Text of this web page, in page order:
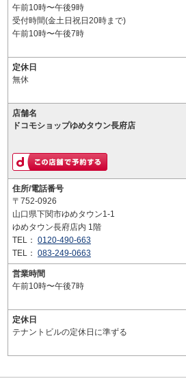
午前10時〜午後9時
受付時間(金土日祝日20時まで)
午前10時〜午後7時
定休日
無休
店舗名
ドコモショップゆめタウン長府店
住所/電話番号
〒752-0926
山口県下関市ゆめタウン1-1
ゆめタウン長府店内 1階
TEL： 0120-490-663
TEL： 083-249-0663
営業時間
午前10時〜午後7時
定休日
テナントビルの定休日に準ずる